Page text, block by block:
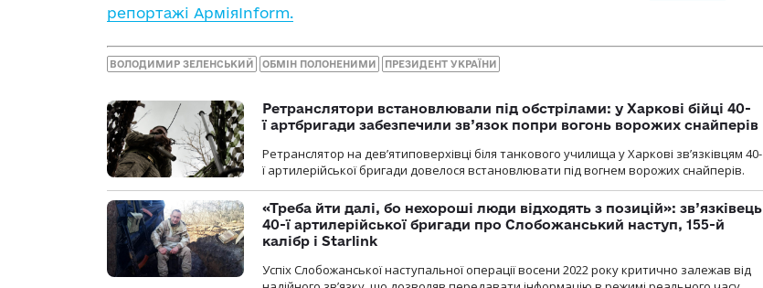
репортажі АрміяInform.
ВОЛОДИМИР ЗЕЛЕНСЬКИЙ ОБМІН ПОЛОНЕНИМИ ПРЕЗИДЕНТ УКРАЇНИ
Ретранслятори встановлювали під обстрілами: у Харкові бійці 40-
ї артбригади забезпечили зв’язок попри вогонь ворожих снайперів
Ретранслятор на дев’ятиповерхівці біля танкового училища у Харкові зв’язківцям 40-
ї артилерійської бригади довелося встановлювати під вогнем ворожих снайперів.
«Треба йти далі, бо нехороші люди відходять з позицій»: зв’язківець
40-ї артилерійської бригади про Слобожанський наступ, 155-й
калібр і Starlink
Успіх Слобожанської наступальної операції восени 2022 року критично залежав від